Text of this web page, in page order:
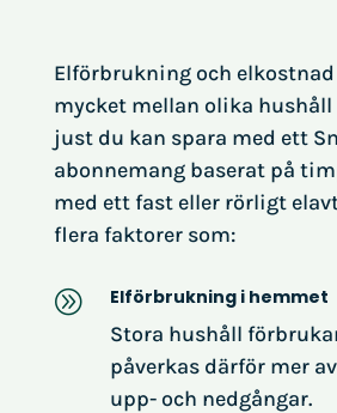
Elförbrukning och
mycket mellan olika hushåll
just du kan spara med ett
abonnemang baserat på
med ett fast eller rörligt
flera faktorer som:
A Elförbrukning i hemmet
Stora hushåll
påverkas därför mer
upp- och nedgångar.